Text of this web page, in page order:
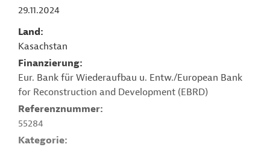
29.11.2024
Land
Kasachstan
Finanzierung
Eur. Bank für Wiederaufbau u. Entw./European Bank
for Reconstruction and Development (EBRD)
Referenznummer
55284
Kategorie